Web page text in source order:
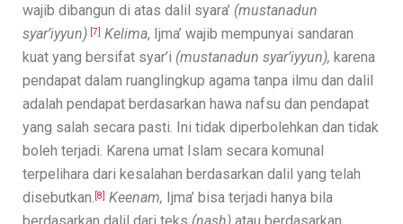
wajib dibangun di atas dalil syara’ (mustanadun
syar’iyyun) [7] Kelima, Ijma’ wajib mempunyai sandaran
kuat yang bersifat syar’i (mustanadun syar’iyyun), karena
pendapat dalam ruanglingkup agama tanpa ilmu dan dalil
adalah pendapat berdasarkan hawa nafsu dan pendapat
yang salah secara pasti. Ini tidak diperbolehkan dan tidak
boleh terjadi. Karena umat Islam secara komunal
terpelihara dari kesalahan berdasarkan dalil yang telah
disebutkan.
[8] Keenam, Ijma’ bisa terjadi hanya bila
berdasarkan dalil dari teks (nash) atau berdasarkan